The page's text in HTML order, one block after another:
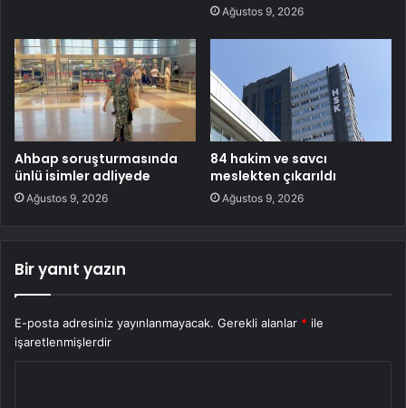
Ağustos 9, 2026
Ahbap soruşturmasında
ünlü isimler adliyede
Ağustos 9, 2026
84 hakim ve savcı
meslekten çıkarıldı
Ağustos 9, 2026
Bir yanıt yazın
E-posta adresiniz yayınlanmayacak. Gerekli alanlar * ile
işaretlenmişlerdir